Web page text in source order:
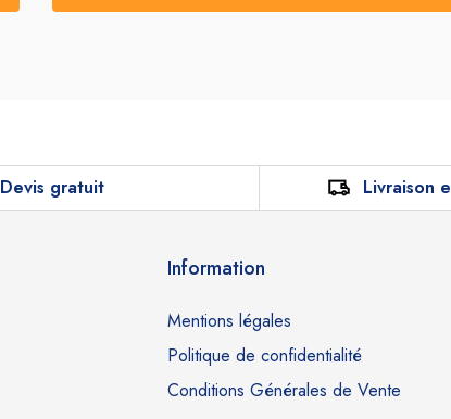
Devis gratuit Livraison
Information
Mentions légales
Politique de confidentialité
Conditions Générales de Vente